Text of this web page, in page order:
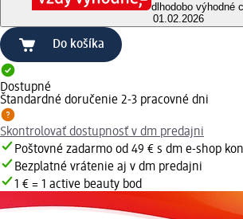
dlhodobo výhodné
01.02.2026
Do košíka
Dostupné
Štandardné doručenie 2-3 pracovné dni
Skontrolovať dostupnosť v dm predajni
Poštovné zadarmo od 49 € s dm e-shop
Bezplatné vrátenie aj v dm predajni
1 € = 1 active beauty bod